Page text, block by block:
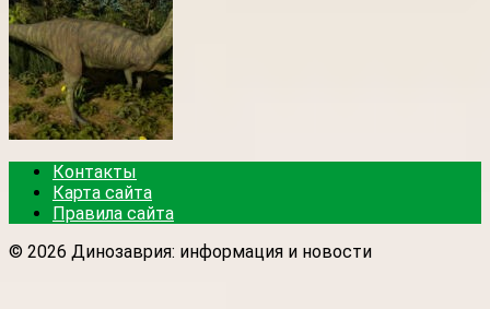
Контакты
Карта сайта
Правила сайта
© 2026 Динозаврия: информация и новости